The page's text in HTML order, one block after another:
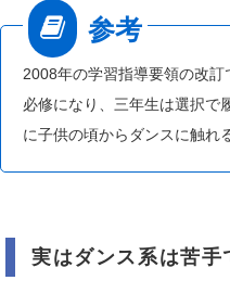
2008年の学習指導要領の改
必修になり、三年生は選択で
に子供の頃からダンスに触れ
実はダンス系は苦手